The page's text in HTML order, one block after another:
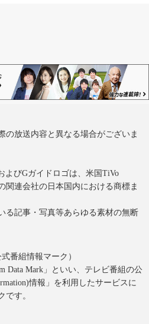
の放送内容と異なる場合がございま
よびGガイドロゴは、米国TiVo
関連会社の日本国内における商標ま
る記事・写真等あらゆる素材の無断
番組情報マーク）
Data Mark」といい、テレビ番組の公
情報」を利用したサービスに
です。